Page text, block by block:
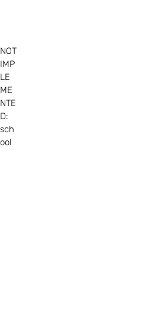
NOT
IMP
LE
ME
NTE
D:
sch
ool